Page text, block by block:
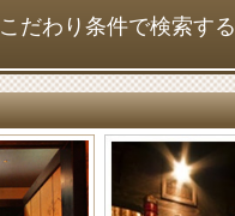
こだわり条件で検索する